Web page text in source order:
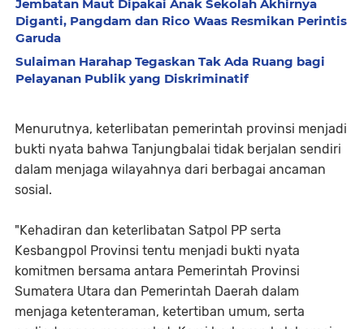
Jembatan Maut Dipakai Anak Sekolah Akhirnya
Diganti, Pangdam dan Rico Waas Resmikan Perintis
Garuda
Sulaiman Harahap Tegaskan Tak Ada Ruang bagi
Pelayanan Publik yang Diskriminatif
Menurutnya, keterlibatan pemerintah provinsi menjadi
bukti nyata bahwa Tanjungbalai tidak berjalan sendiri
dalam menjaga wilayahnya dari berbagai ancaman
sosial.
"Kehadiran dan keterlibatan Satpol PP serta
Kesbangpol Provinsi tentu menjadi bukti nyata
komitmen bersama antara Pemerintah Provinsi
Sumatera Utara dan Pemerintah Daerah dalam
menjaga ketenteraman, ketertiban umum, serta